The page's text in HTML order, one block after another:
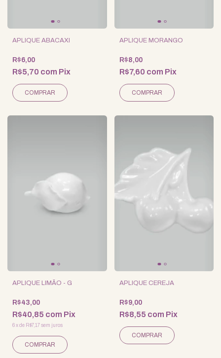
APLIQUE ABACAXI
R$6,00
R$5,70 com Pix
APLIQUE MORANGO
R$8,00
R$7,60 com Pix
APLIQUE LIMÃO - G
R$43,00
R$40,85 com Pix
6xde R$7,17 sem juros
APLIQUE CEREJA
R$9,00
R$8,55 com Pix